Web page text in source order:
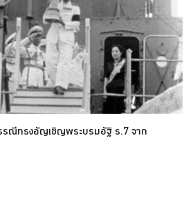
รณีทรงอัญเชิญพระบรมอัฐิ ร.7 จาก